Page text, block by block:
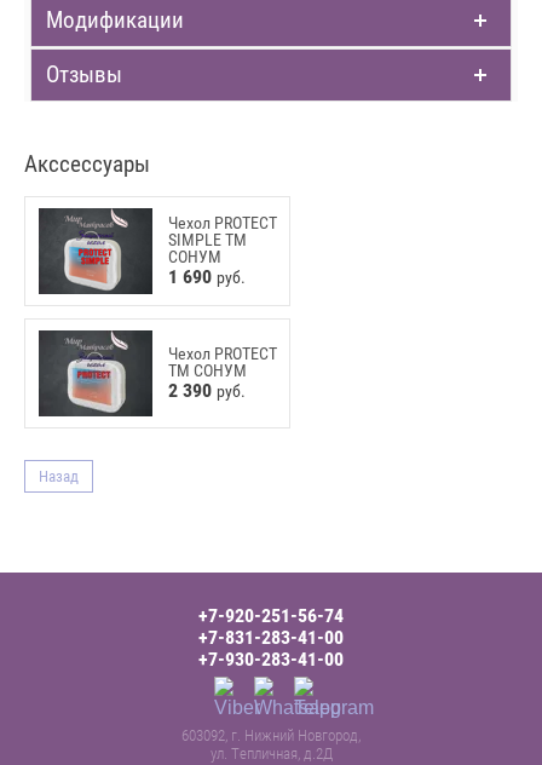
Модификации
Отзывы
Акссессуары
Чехол PROTECT
SIMPLE ТМ
СОНУМ
1 690 руб.
Чехол PROTECT
ТМ СОНУМ
2 390 руб.
Назад
+7-920-251-56-74
+7-831-283-41-00
+7-930-283-41-00
603092, г. Нижний Новгород,
ул. Тепличная, д.2Д